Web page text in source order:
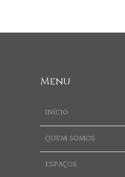
Menu
INÍCIO
QUEM SOMOS
ESPAÇOS